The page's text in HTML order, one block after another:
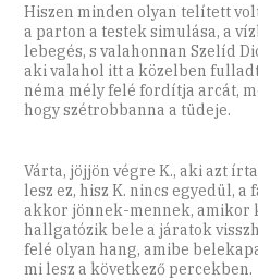
Hiszen minden olyan telített
a parton a testek simulása, a
lebegés, s valahonnan Szelíd
aki valahol itt a közelben
néma mély felé fordítja arcát,
hogy szétrobbanna a tüdeje.
Várta, jöjjön végre K., aki azt
lesz ez, hisz K. nincs egyedül,
akkor jönnek-mennek, amikor
hallgatózik bele a járatok
felé olyan hang, amibe
mi lesz a következő percekben.